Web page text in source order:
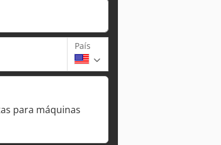
País
para máquinas